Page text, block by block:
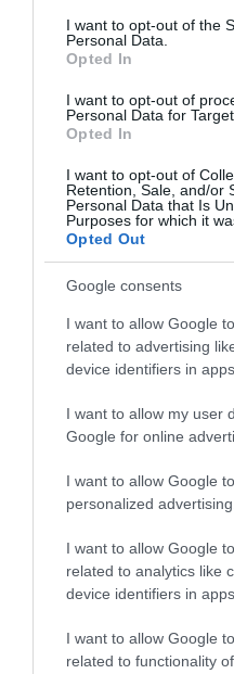
consent section.
I want to opt-out of the
Personal Data.
Opted In
I want to opt-out of
Personal Data for
Opted In
I want to opt-out of
Retention, Sale, and/or
Personal Data that Is
Purposes for which it
Opted Out
Google consents
I want to allow Google
related to advertising
device identifiers in
I want to allow my user
Google for online
I want to allow Google
personalized
I want to allow Google
related to analytics like
device identifiers in
I want to allow Google
related to functionality
top
Tanár Úr gyere, mindjárt lesz
AZ IGAZSÁG SOHA NEM
JólVanna
Porvihar
Mit szólsz? Ide minden
Portál szoftver és szerkesztőségi
Médiaajánlat és hirdetési